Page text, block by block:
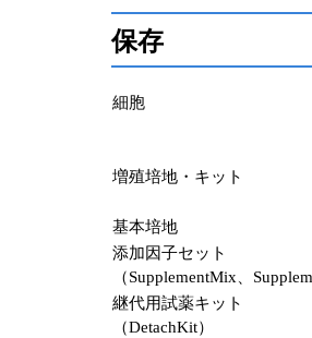
保存
細胞
増殖培地・キット
基本培地
添加因子セット
（SupplementMix、
継代用試薬キット
（DetachKit）